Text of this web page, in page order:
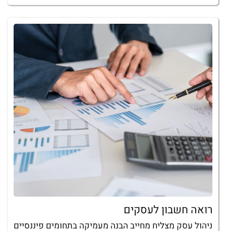
רואה חשבון לעסקים
ניהול עסק מצליח מחייב הבנה מעמיקה בתחומים פיננסיים